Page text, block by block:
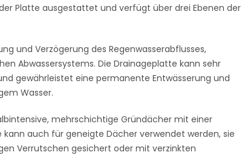
Platte ausgestattet und verfügt über drei Ebenen der
und Verzögerung des Regenwasserabflusses,
Abwassersystems. Die Drainageplatte kann sehr
gewährleistet eine permanente Entwässerung und
Wasser.
mehrschichtige Gründächer mit einer
kann auch für geneigte Dächer verwendet werden, sie
Verrutschen gesichert oder mit verzinkten